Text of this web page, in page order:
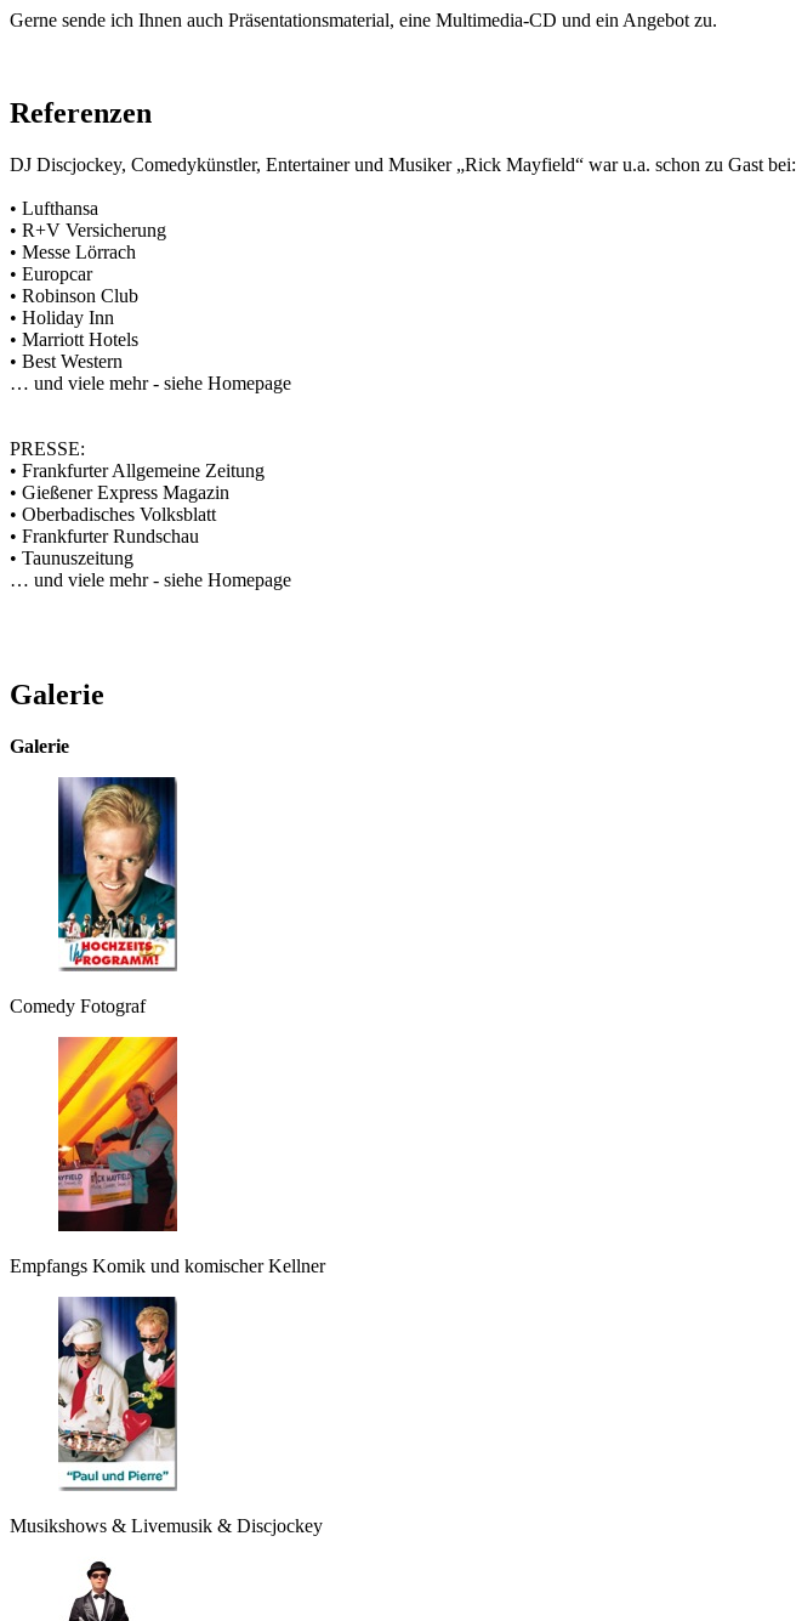
Gerne sende ich Ihnen auch Präsentationsmaterial, eine Multimedia-CD und ein Angebot zu.
Referenzen
DJ Discjockey, Comedykünstler, Entertainer und Musiker „Rick Mayfield“ war u.a. schon zu Gast bei:
• Lufthansa
• R+V Versicherung
• Messe Lörrach
• Europcar
• Robinson Club
• Holiday Inn
• Marriott Hotels
• Best Western
… und viele mehr - siehe Homepage
PRESSE:
• Frankfurter Allgemeine Zeitung
• Gießener Express Magazin
• Oberbadisches Volksblatt
• Frankfurter Rundschau
• Taunuszeitung
… und viele mehr - siehe Homepage
Galerie
Galerie
Comedy Fotograf
Empfangs Komik und komischer Kellner
Musikshows & Livemusik & Discjockey